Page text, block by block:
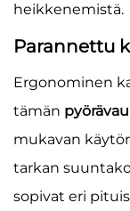
heikkenemistä.
Parannettu
Ergonominen
tämän
mukavan
tarkan
sopivat eri